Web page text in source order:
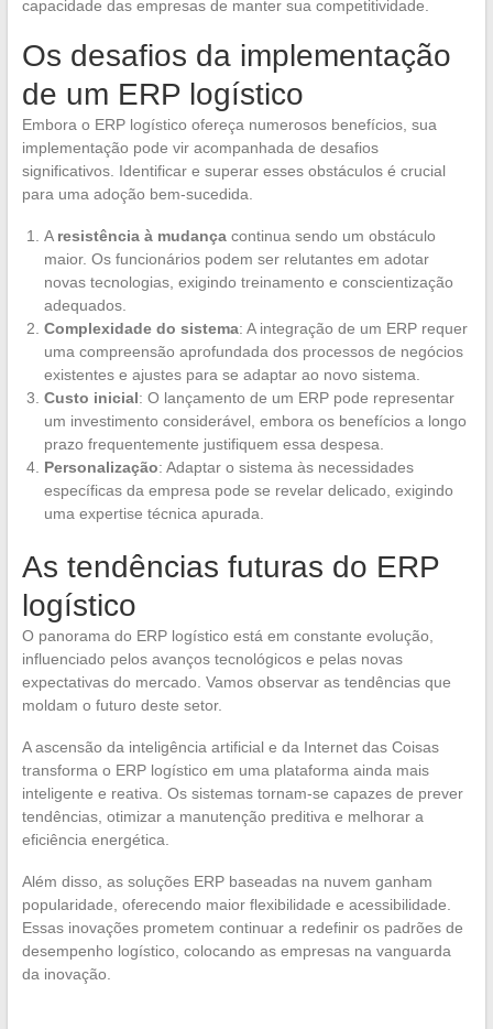
capacidade das empresas de manter sua competitividade.
Os desafios da implementação
de um ERP logístico
Embora o ERP logístico ofereça numerosos benefícios, sua
implementação pode vir acompanhada de desafios
significativos. Identificar e superar esses obstáculos é crucial
para uma adoção bem-sucedida.
A resistência à mudançacontinua sendo um obstáculo
maior. Os funcionários podem ser relutantes em adotar
novas tecnologias, exigindo treinamento e conscientização
adequados.
Complexidade do sistema: A integração de um ERP requer
uma compreensão aprofundada dos processos de negócios
existentes e ajustes para se adaptar ao novo sistema.
Custo inicial: O lançamento de um ERP pode representar
um investimento considerável, embora os benefícios a longo
prazo frequentemente justifiquem essa despesa.
Personalização: Adaptar o sistema às necessidades
específicas da empresa pode se revelar delicado, exigindo
uma expertise técnica apurada.
As tendências futuras do ERP
logístico
O panorama do ERP logístico está em constante evolução,
influenciado pelos avanços tecnológicos e pelas novas
expectativas do mercado. Vamos observar as tendências que
moldam o futuro deste setor.
A ascensão da inteligência artificial e da Internet das Coisas
transforma o ERP logístico em uma plataforma ainda mais
inteligente e reativa. Os sistemas tornam-se capazes de prever
tendências, otimizar a manutenção preditiva e melhorar a
eficiência energética.
Além disso, as soluções ERP baseadas na nuvem ganham
popularidade, oferecendo maior flexibilidade e acessibilidade.
Essas inovações prometem continuar a redefinir os padrões de
desempenho logístico, colocando as empresas na vanguarda
da inovação.